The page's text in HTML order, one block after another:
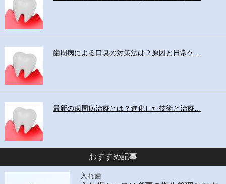
歯周病による口臭の対策法は？原因と日常ケ…
最新の歯周病治療とは？進化した技術と治療…
おすすめ記事
入れ歯